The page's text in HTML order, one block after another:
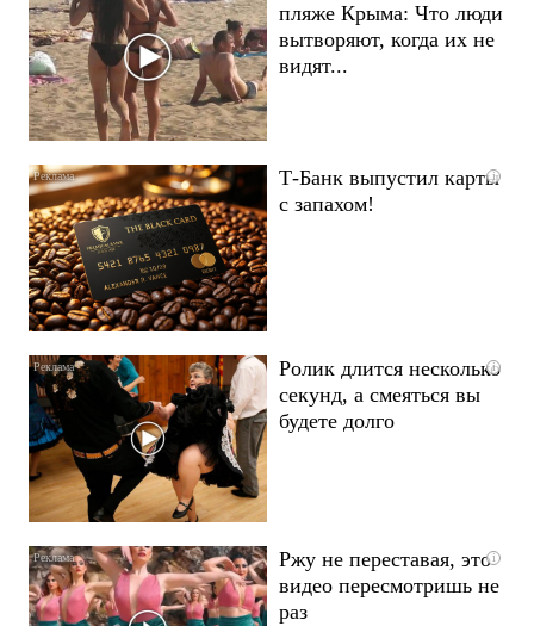
пляже Крыма: Что люди
вытворяют, когда их не
видят...
i
Т-Банк выпустил карты
с запахом!
i
Ролик длится несколько
секунд, а смеяться вы
будете долго
i
Ржу не переставая, это
видео пересмотришь не
раз